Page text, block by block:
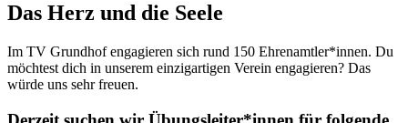
Das Herz und die Seele
Im TV Grundhof engagieren sich rund 150 Ehrenamtler*innen. Du
möchtest dich in unserem einzigartigen Verein engagieren? Das
würde uns sehr freuen.